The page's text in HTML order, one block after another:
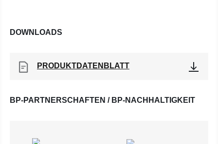
DOWNLOADS
PRODUKTDATENBLATT
BP-PARTNERSCHAFTEN / BP-NACHHALTIGKEIT